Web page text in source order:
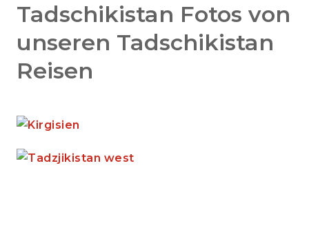
Tadschikistan Fotos von
unseren Tadschikistan
Reisen